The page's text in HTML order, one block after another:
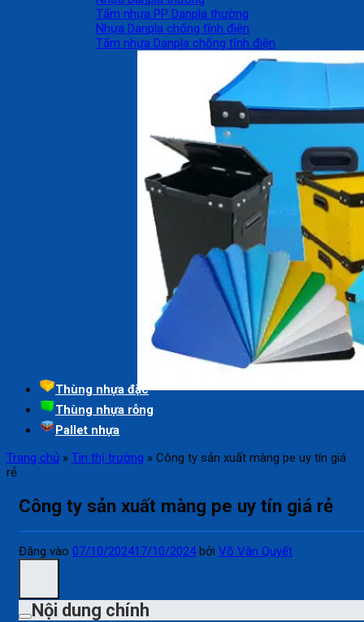
Tấm nhựa PP Danpla thường
Nhựa Danpla chống tĩnh điện
Tấm nhựa Danpla chống tĩnh điện
Thùng nhựa đặc
Thùng nhựa rỗng
Pallet nhựa
Trang chủ » Tin thị trường » Công ty sản xuất màng pe uy tín giá
rẻ
Công ty sản xuất màng pe uy tín giá rẻ
Đăng vào 07/10/202417/10/2024 bởi Võ Văn Quyết
Nội dung chính